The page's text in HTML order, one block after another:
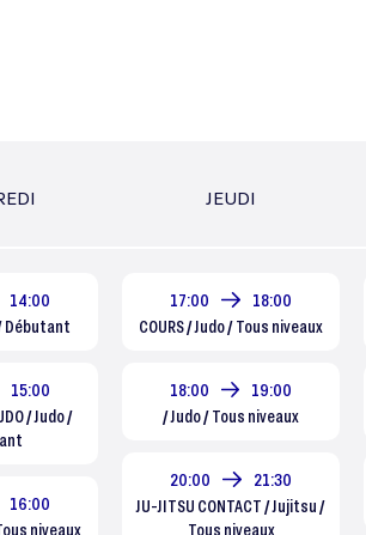
14:00
/ Débutant
15:00
/ Judo /
16:00
niveaux
JEUDI
17:00
18:00
COURS / Judo / Tous niveaux
18:00
19:00
/ Judo / Tous niveaux
20:00
21:30
JU-JITSU CONTACT / Jujitsu /
Tous niveaux